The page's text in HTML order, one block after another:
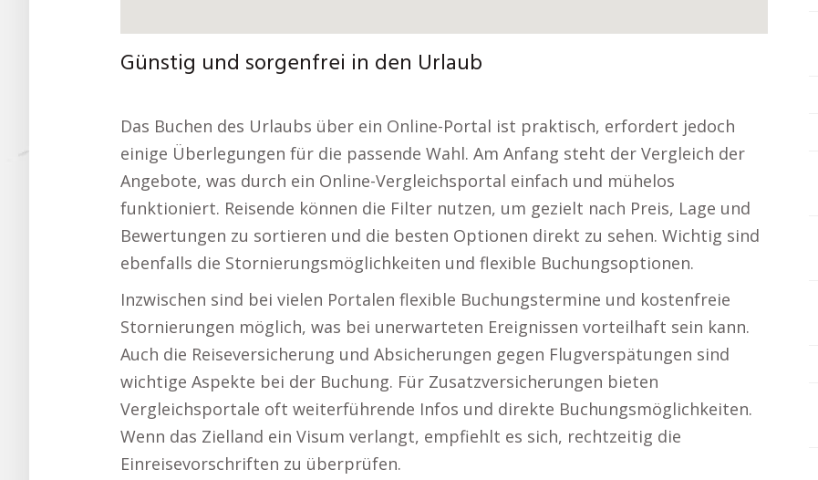
Günstig und sorgenfrei in den Urlaub
Das Buchen des Urlaubs über ein Online-Portal ist praktisch, erfordert jedoch
einige Überlegungen für die passende Wahl. Am Anfang steht der Vergleich der
Angebote, was durch ein Online-Vergleichsportal einfach und mühelos
funktioniert. Reisende können die Filter nutzen, um gezielt nach Preis, Lage und
Bewertungen zu sortieren und die besten Optionen direkt zu sehen. Wichtig sind
ebenfalls die Stornierungsmöglichkeiten und flexible Buchungsoptionen.
Inzwischen sind bei vielen Portalen flexible Buchungstermine und kostenfreie
Stornierungen möglich, was bei unerwarteten Ereignissen vorteilhaft sein kann.
Auch die Reiseversicherung und Absicherungen gegen Flugverspätungen sind
wichtige Aspekte bei der Buchung. Für Zusatzversicherungen bieten
Vergleichsportale oft weiterführende Infos und direkte Buchungsmöglichkeiten.
Wenn das Zielland ein Visum verlangt, empfiehlt es sich, rechtzeitig die
Einreisevorschriften zu überprüfen.